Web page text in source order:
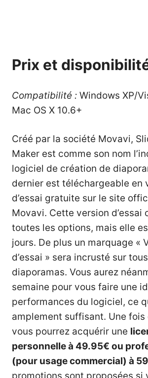
Prix et
Compatibilité : Windows XP/
Mac OS X 10.6+
Créé par la société Movavi,
Maker est comme son nom
logiciel de création de
dernier est téléchargeable en
d’essai gratuite sur le site
Movavi. Cette version d’essai
toutes les options, mais elle
jours. De plus un marquage «
d’essai » sera incrusté sur
diaporamas. Vous aurez
semaine pour vous faire une
performances du logiciel, ce
amplement suffisant. Une fois
vous pourrez acquérir une
personnelle à 49.95€ ou
(pour usage commercial) à